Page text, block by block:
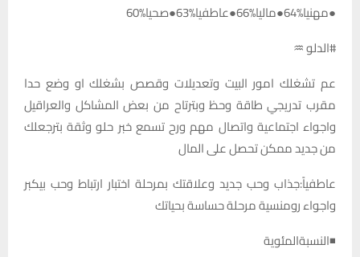
●مهنيا%64●ماليا%66●عاطفيا%63●صحيا%60
#الدلو ♒
عم تشغلك امور البيت وتعديلات وقصص بشغلك او وضع حدا
مقرب تدريجي طاقة وحظ وبترتاح من بعض المشاكل والعراقيل
واجواء اجتماعية واتصال مهم ورح تسمع خبر حلو وثقة بترجعلك
من جديد ممكن تحصل على المال
عاطفياً:جذاب وحب جديد وعلاقتك بمرحلة اختبار ارتباط وحب بيكبر
واجواء رومنسية مرحلة حساسة بحياتك
◾النسبةالمئوية